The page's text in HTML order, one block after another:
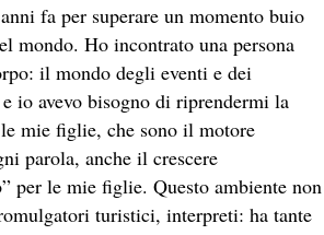
fa per superare un momento buio
mondo. Ho incontrato una persona
il mondo degli eventi e dei
io avevo bisogno di riprendermi la
mie figlie, che sono il motore
parola, anche il crescere
per le mie figlie. Questo ambiente non
turistici, interpreti: ha tante